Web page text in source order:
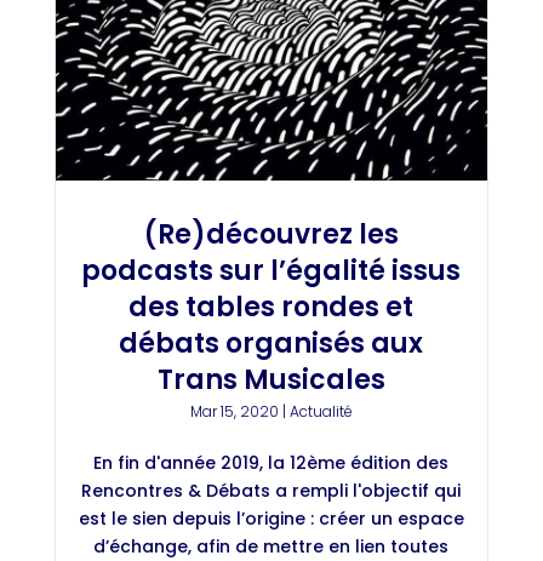
(Re)découvrez les
podcasts sur l’égalité issus
des tables rondes et
débats organisés aux
Trans Musicales
Mar 15, 2020 | Actualité
En fin d'année 2019, la 12ème édition des
Rencontres & Débats a rempli l'objectif qui
est le sien depuis l’origine : créer un espace
d’échange, afin de mettre en lien toutes